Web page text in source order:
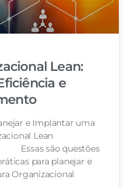
Lean:
e
e Implantar uma
Lean
questões
para planejar e
Organizacional